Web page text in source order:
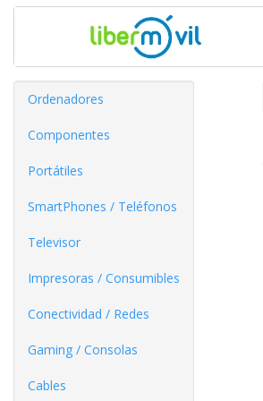
Ordenadores
Componentes
Portátiles
SmartPhones / Teléfonos
Televisor
Impresoras / Consumibles
Conectividad / Redes
Gaming / Consolas
Cables